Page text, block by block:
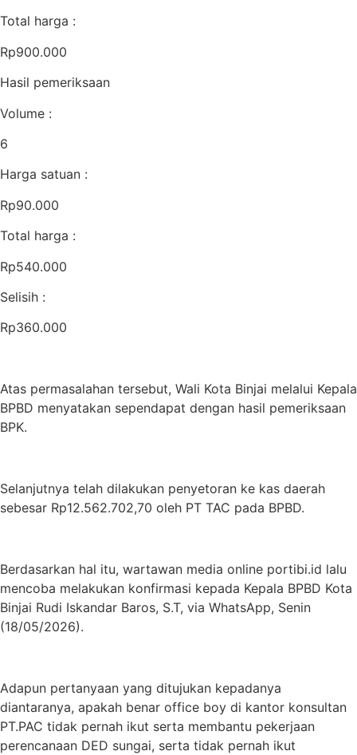
Total harga :
Rp900.000
Hasil pemeriksaan
Volume :
6
Harga satuan :
Rp90.000
Total harga :
Rp540.000
Selisih :
Rp360.000
Atas permasalahan tersebut, Wali Kota Binjai melalui Kepala
BPBD menyatakan sependapat dengan hasil pemeriksaan
BPK.
Selanjutnya telah dilakukan penyetoran ke kas daerah
sebesar Rp12.562.702,70 oleh PT TAC pada BPBD.
Berdasarkan hal itu, wartawan media online portibi.id lalu
mencoba melakukan konfirmasi kepada Kepala BPBD Kota
Binjai Rudi Iskandar Baros, S.T, via WhatsApp, Senin
(18/05/2026).
Adapun pertanyaan yang ditujukan kepadanya
diantaranya, apakah benar office boy di kantor konsultan
PT.PAC tidak pernah ikut serta membantu pekerjaan
perencanaan DED sungai, serta tidak pernah ikut